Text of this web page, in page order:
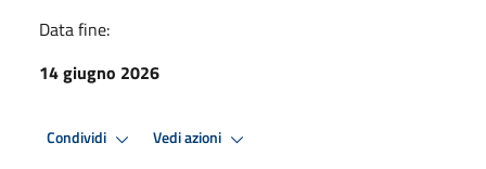
Data fine:
14 giugno 2026
Condividi Vedi azioni